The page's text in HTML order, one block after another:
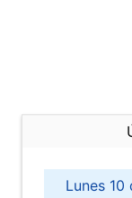
Lunes